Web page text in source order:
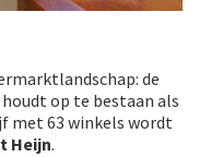
de
houdt op te bestaan als
met 63 winkels wordt
Heijn.